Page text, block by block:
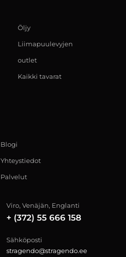
Öljy
Liimapuulevyjen
outlet
Kaikki tavarat
Blogi
Yhteystiedot
Palvelut
Viro, Venäjän, Englanti
+ (372) 55 666 158
Sähköposti
stragendo@stragendo.ee